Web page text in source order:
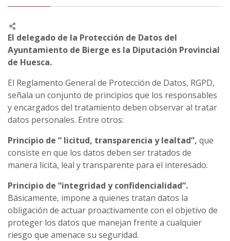
El delegado de la Protección de Datos del
Ayuntamiento de Bierge es la Diputación Provincial
de Huesca.
El Reglamento General de Protección de Datos, RGPD,
señala un conjunto de principios que los responsables
y encargados del tratamiento deben observar al tratar
datos personales. Entre otros:
Principio de “ licitud, transparencia y lealtad”, que
consiste en que los datos deben ser tratados de
manera lícita, leal y transparente para el interesado.
Principio de “integridad y confidencialidad”.
Básicamente, impone a quienes tratan datos la
obligación de actuar proactivamente con el objetivo de
proteger los datos que manejan frente a cualquier
riesgo que amenace su seguridad.